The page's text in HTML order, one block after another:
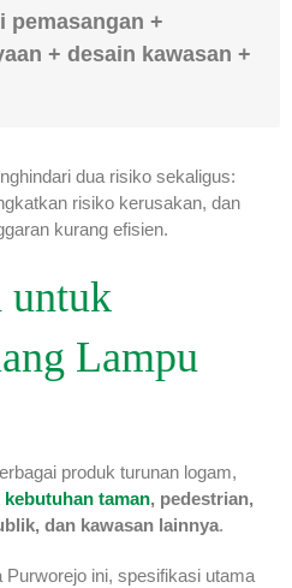
pemasangan +
+ desain kawasan +
dua risiko sekaligus:
risiko kerusakan, dan
kurang efisien.
untuk
Lampu
produk turunan logam,
taman, pedestrian,
dan kawasan lainnya.
ini, spesifikasi utama